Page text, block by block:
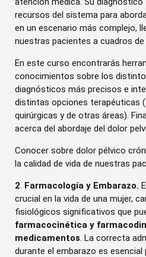
recursos del sistema para
en un escenario más complejo,
nuestras pacientes a cuadros de
En este curso encontrarás
conocimientos sobre los
diagnósticos más precisos e
distintas opciones terapéuticas
quirúrgicas y de otras áreas).
acerca del abordaje del dolor
Conocer sobre dolor pélvico
la calidad de vida de nuestras
2. Farmacología y Embarazo.
crucial en la vida de una mujer,
fisiológicos significativos que
farmacocinética y
medicamentos. La correcta
durante el embarazo es esencial